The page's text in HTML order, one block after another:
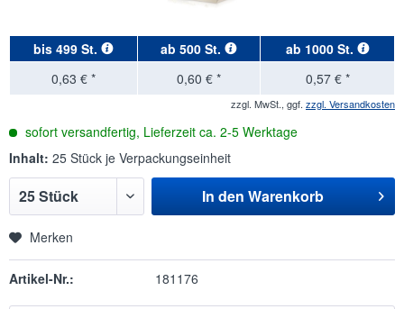
bis 499 St. ab 500 St. ab 1000 St.
0,63 € *
0,60 € * 0,57 € *
zzgl. MwSt., ggf. zzgl. Versandkosten
sofort versandfertig, Lieferzeit ca. 2-5 Werktage
Inhalt: 25 Stück je Verpackungseinheit
In den Warenkorb
Merken
Artikel-Nr.: 181176